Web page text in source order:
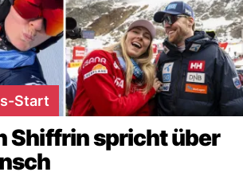
Start
Shiffrin spricht über